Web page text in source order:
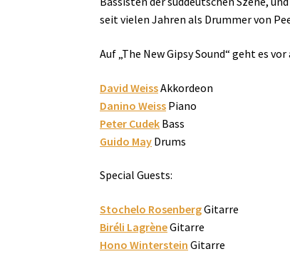
seit vielen Jahren als Drummer von
Auf „The New Gipsy Sound“ geht es
David WeissAkkordeon
Danino Weiss Piano
Peter Cudek Bass
Guido May Drums
Special Guests:
Stochelo RosenbergGitarre
Biréli LagrèneGitarre
Hono Winterstein Gitarre